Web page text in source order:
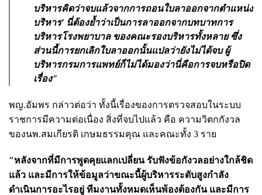
บริหารคิดว่าจบแล้วจากการถอนใบลาออกจากตำแหน่ง
บริหาร' นี่ต้องย้ำว่าเป็นการลาออกจากบทบาทการ
บริหารโรงพยาบาล ของคณะรองบริหารทั้งหลาย ซึ่ง
ส่วนนี้การยกเลิกใบลาออกนั้นแปลว่ายังไม่ได้จบ ผู้
บริหารกรมการแพทย์ก็ไม่ได้มองว่านี่คือการจบหรือปิด
เรื่อง"
พญ.อัมพร กล่าวต่อว่า ทั้งนี้เรื่องของการตรวจสอบในระบบ
ราชการมีความต่อเนื่อง สิ่งที่จบไปแล้ว คือ ความวิตกกังวล
ของนพ.สมเกียรติ เกษมธรรมคุณ และคณะทั้ง 3 ราย
"หลังจากที่มีการพูดคุยแลกเปลี่ยน รับฟังข้อกังวลอย่างใกล้ชิด
แล้ว และมีการให้ข้อมูลว่าขณะนี้ผู้บริหารระดับสูงกำลัง
ดำเนินการอะไรอยู่ ทีมงานทั้งหมดเห็นพ้องต้องกัน และมีการ